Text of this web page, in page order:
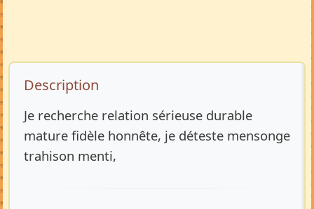
Description de l’annonce
Description
Je recherche relation sérieuse durable
mature fidèle honnête, je déteste mensonge
trahison menti,